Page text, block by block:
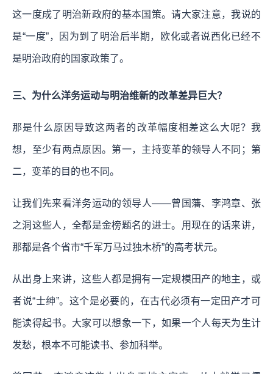
这一度成了明治新政府的基本国策。请大家注意，我说的
是“一度”，因为到了明治后半期，欧化或者说西化已经不
是明治政府的国家政策了。
三、为什么洋务运动与明治维新的改革差异巨大？
那是什么原因导致这两者的改革幅度相差这么大呢？我
想，至少有两点原因。第一，主持变革的领导人不同；第
二，变革的目的也不同。
让我们先来看洋务运动的领导人——曾国藩、李鸿章、张
之洞这些人，全都是金榜题名的进士。用现在的话来讲，
那都是各个省市“千军万马过独木桥”的高考状元。
从出身上来讲，这些人都是拥有一定规模田产的地主，或
者说“士绅”。这个是必要的，在古代必须有一定田产才可
能读得起书。大家可以想象一下，如果一个人每天为生计
发愁，根本不可能读书、参加科举。